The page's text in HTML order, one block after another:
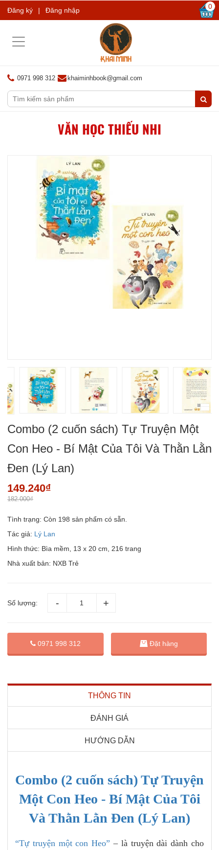
Đăng ký | Đăng nhập 0
Toggle
0971 998 312 khaiminhbook@gmail.com
VĂN HỌC THIẾU NHI
Combo (2 cuốn sách) Tự Truyện Một
Con Heo - Bí Mật Của Tôi Và Thằn Lằn
Đen (Lý Lan)
149.240₫
182.000₫
Tình trạng: Còn 198 sản phẩm có sẵn.
Tác giả: Lý Lan
Hình thức: Bìa mềm, 13 x 20 cm, 216 trang
Nhà xuất bản: NXB Trẻ
Số lượng:
0971 998 312 Đặt hàng
THÔNG TIN
ĐÁNH GIÁ
HƯỚNG DẪN
Combo (2 cuốn sách) Tự Truyện
Một Con Heo - Bí Mật Của Tôi
Và Thằn Lằn Đen (Lý Lan)
“Tự truyện một con Heo” – là truyện dài dành cho